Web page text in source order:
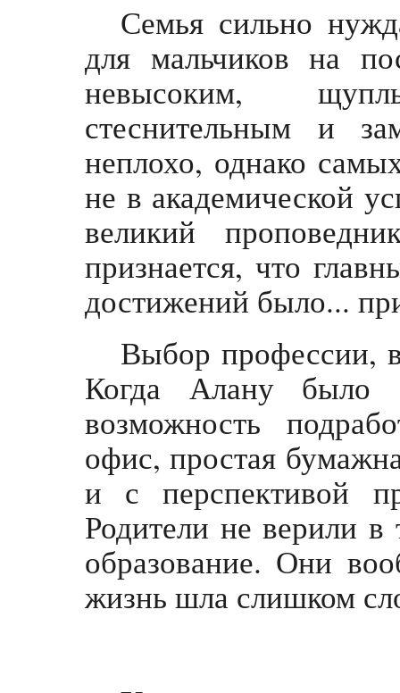
Семья сильно
для мальчиков на
невысоким,
стеснительным и
неплохо, однако
не в академической
великий
признается, что
достижений было...
Выбор профессии,
Когда Алану было
возможность
офис, простая
и с перспективой
Родители не верили
образование. Они
жизнь шла слишком